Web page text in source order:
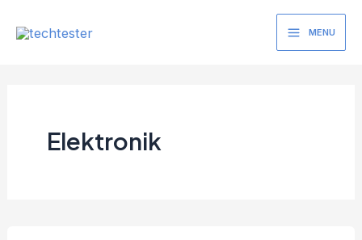
Main
MENU
Elektronik